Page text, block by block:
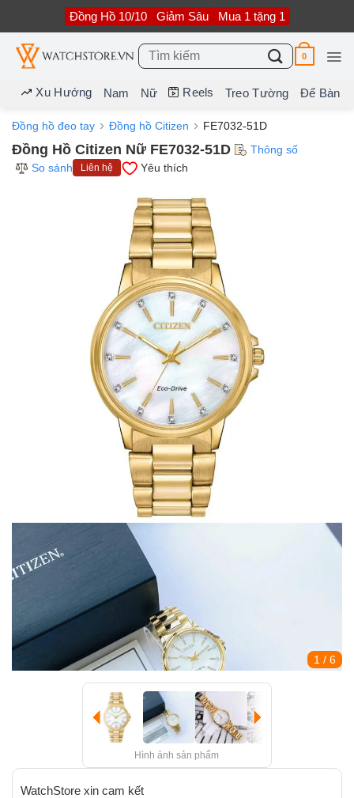
nội
dung
Đồng Hồ 10/10 Giảm Sâu Mua 1 tặng 1
Tìm
kiếm:
0
Xu Hướng Nam Nữ Reels Treo Tường Để Bàn
Đồng hồ đeo tay Đồng hồ Citizen FE7032-51D
Đồng Hồ Citizen Nữ FE7032-51D
Thông số
So sánh
Liên hệ Yêu thích
1 / 6
Hình ảnh sản phẩm
WatchStore xin cam kết